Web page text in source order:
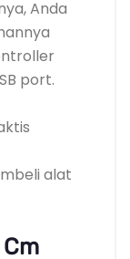
Anda
port.
alat